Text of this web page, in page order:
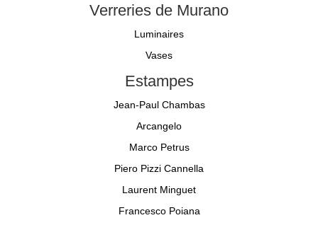
Verreries de Murano
Luminaires
Vases
Estampes
Jean-Paul Chambas
Arcangelo
Marco Petrus
Piero Pizzi Cannella
Laurent Minguet
Francesco Poiana